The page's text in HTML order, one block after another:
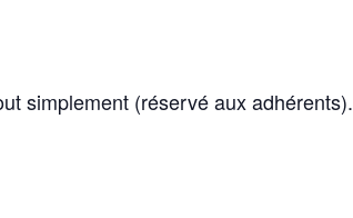
simplement (réservé aux adhérents).